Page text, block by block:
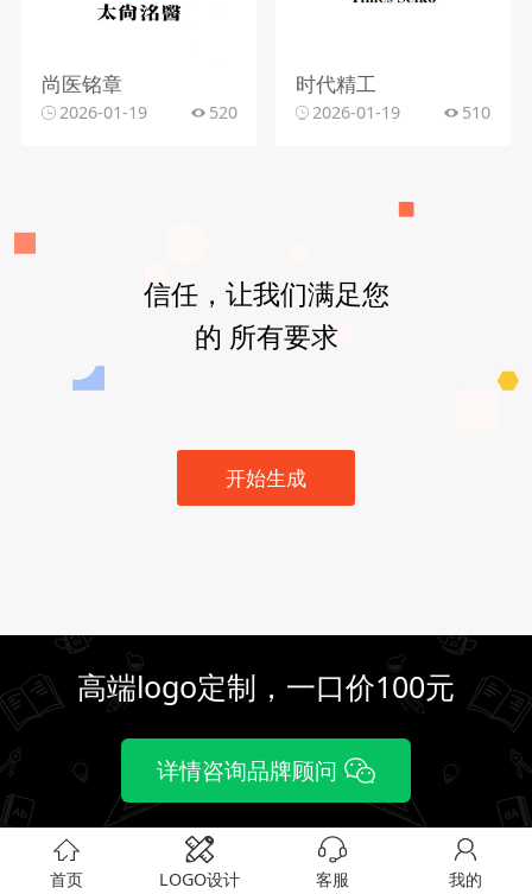
尚医铭章
2026-01-19 520
时代精工
2026-01-19 510
信任，让我们满足您
的 所有要求
开始生成
高端logo定制，一口价100元
详情咨询品牌顾问
首页 LOGO设计 客服 我的